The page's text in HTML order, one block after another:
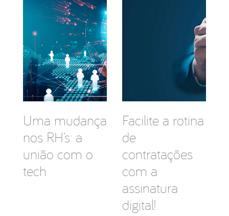
Uma mudança
nos RH’s: a
união com o
tech
Facilite a rotina
de
contratações
com a
assinatura
digital!